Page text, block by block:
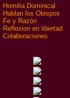
· Homilia Dominical
· Hablan los Obispos
· Fe y Razón
· Reflexion en libertad
·Colaboraciones